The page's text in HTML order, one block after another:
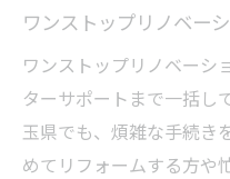
ワンストップリノベー
ワンストップリノベーシ
ターサポートまで一括し
玉県でも、煩雑な手続き
めてリフォームする方や